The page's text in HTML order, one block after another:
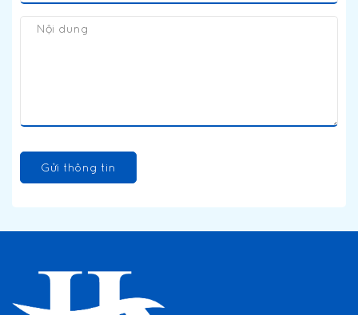
Gửi thông tin